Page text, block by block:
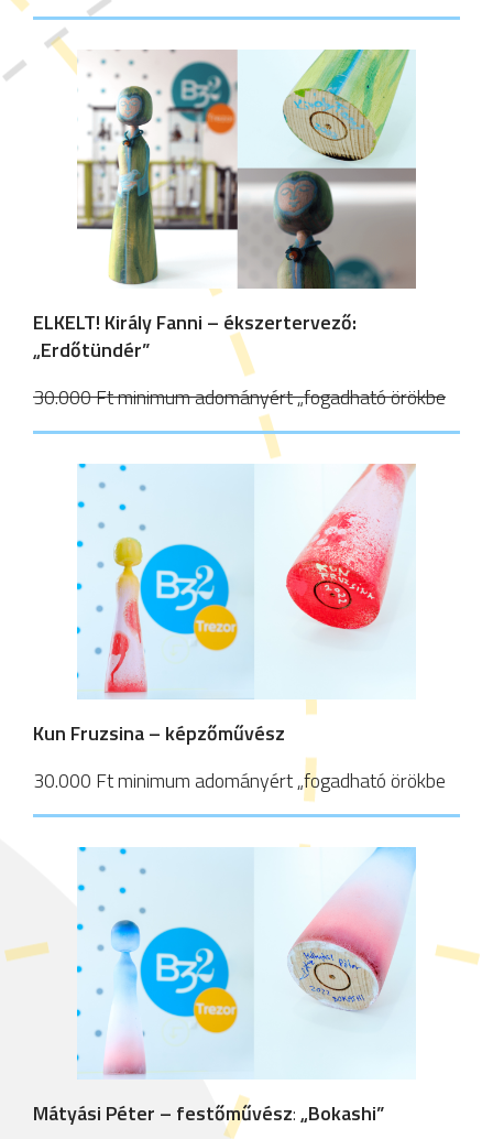
ELKELT! Király Fanni – ékszertervező:
„Erdőtündér”
30.000 Ft minimum adományért „fogadható örökbe
Kun Fruzsina – képzőművész
30.000 Ft minimum adományért „fogadható örökbe
Mátyási Péter – festőművész:„Bokashi”